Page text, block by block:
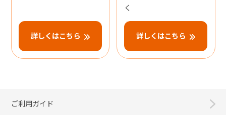
詳しくはこちら
く
詳しくはこちら
ご利用ガイド